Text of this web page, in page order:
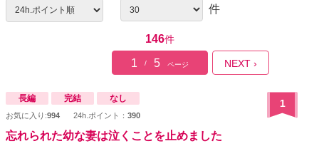
件
146件
1 / 5 ページ NEXT ›
長編 完結 なし
お気に入り:994 24h.ポイント： 390
1
忘れられた幼な妻は泣くことを止めました